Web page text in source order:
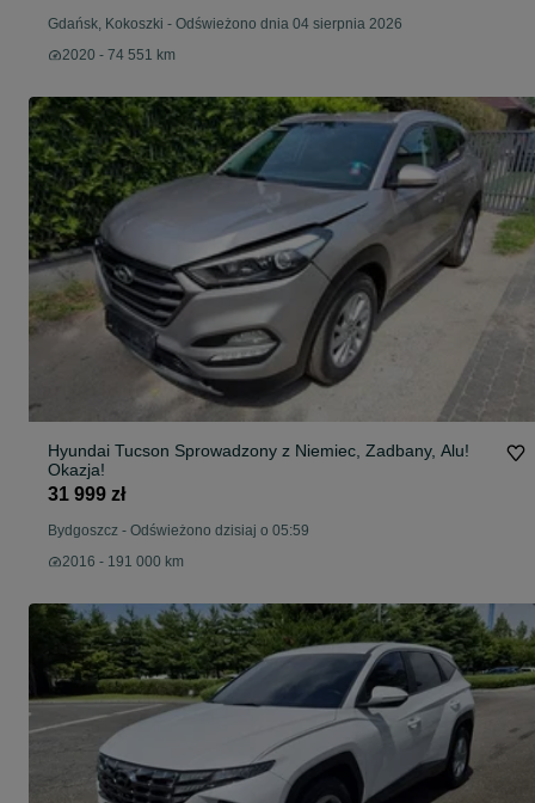
Gdańsk, Kokoszki - Odświeżono dnia 04 sierpnia 2026
2020 - 74 551 km
Hyundai Tucson Sprowadzony z Niemiec, Zadbany, Alu!
Okazja!
31 999 zł
Bydgoszcz - Odświeżono dzisiaj o 05:59
2016 - 191 000 km